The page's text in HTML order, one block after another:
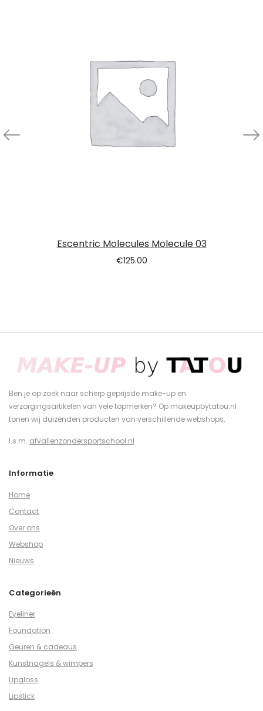
Escentric Molecules Molecule 03
€125.00
Ben je op zoek naar scherp geprijsde make-up en
verzorgingsartikelen van vele topmerken? Op makeupbytatou.nl
tonen wij duizenden producten van verschillende webshops.
I.s.m. afvallenzondersportschool.nl
Informatie
Home
Contact
Over ons
Webshop
Nieuws
Categorieën
Eyeliner
Foundation
Geuren & cadeaus
Kunstnagels & wimpers
Lipgloss
Lipstick